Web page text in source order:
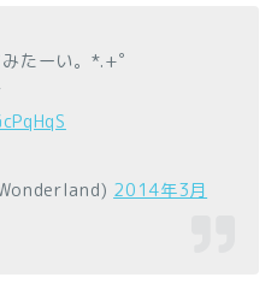
たーい。*.+ﾟ
2014年3月